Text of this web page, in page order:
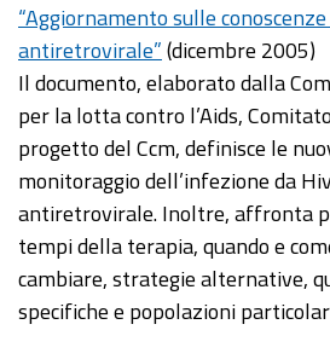
“Aggiornamento sulle
antiretrovirale”(dicembre 2005)
Il documento, elaborato dalla
per la lotta contro l’Aids,
progetto del Ccm, definisce le
monitoraggio dell’infezione da
antiretrovirale. Inoltre, affronta
tempi della terapia, quando e
cambiare, strategie alternative,
specifiche e popolazioni